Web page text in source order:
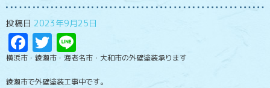
投稿日 2023年9月25日
Facebook
Twitter
横浜市・綾瀬市・海老名市・大和市の外壁塗装承ります
綾瀬市で外壁塗装工事中です。